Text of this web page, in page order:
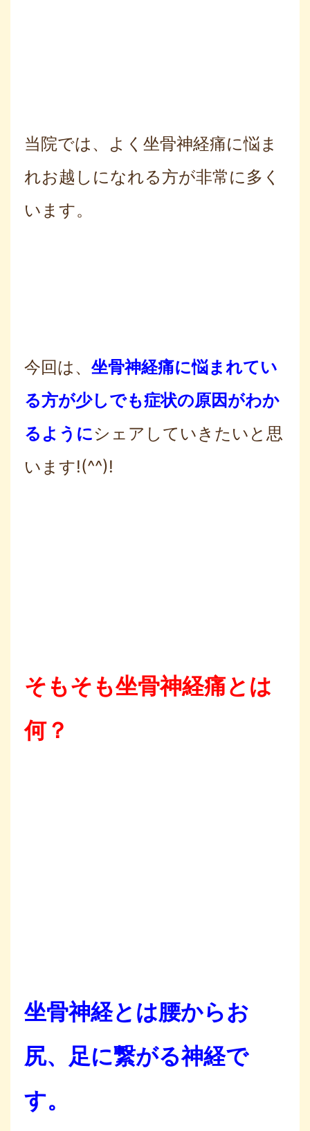
当院では、よく坐骨神経痛に悩ま
れお越しになれる方が非常に多く
います。
今回は、 坐骨神経痛に悩まれてい
る方が少しでも症状の原因がわか
るようにシェアしていきたいと思
います!(^^)!
そもそも坐骨神経痛とは
何？
坐骨神経とは腰からお
尻、足に繋がる神経で
す。